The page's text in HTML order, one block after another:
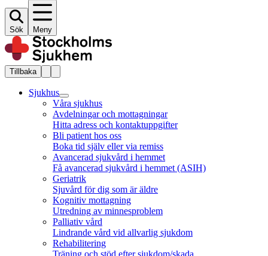
Sök Meny
Tillbaka
Sjukhus
Våra sjukhus
Avdelningar och mottagningar
Hitta adress och kontaktuppgifter
Bli patient hos oss
Boka tid själv eller via remiss
Avancerad sjukvård i hemmet
Få avancerad sjukvård i hemmet (ASIH)
Geriatrik
Sjuvård för dig som är äldre
Kognitiv mottagning
Utredning av minnesproblem
Palliativ vård
Lindrande vård vid allvarlig sjukdom
Rehabilitering
Träning och stöd efter sjukdom/skada